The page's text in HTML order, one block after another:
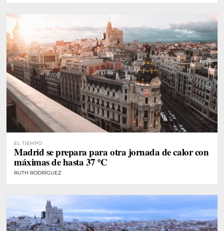
EL TIEMPO
Madrid se prepara para otra jornada de calor con
máximas de hasta 37 ºC
RUTH RODRÍGUEZ